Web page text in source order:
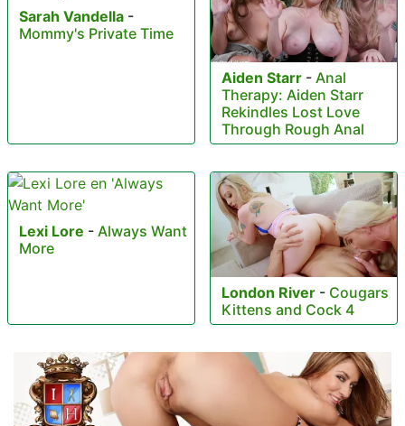
Sarah Vandella -
Mommy's Private Time
Aiden Starr - Anal
Therapy: Aiden Starr
Rekindles Lost Love
Through Rough Anal
Lexi Lore - Always Want
More
London River - Cougars
Kittens and Cock 4